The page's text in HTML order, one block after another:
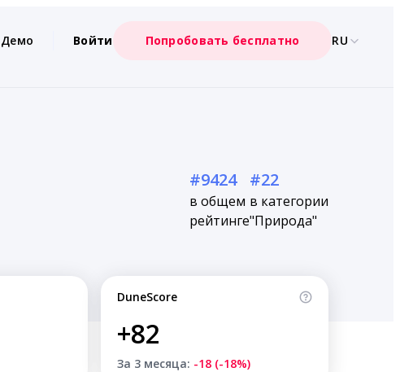
Демо Войти Попробовать бесплатно RU
#9424
в общем
рейтинге
#22
в категории
"Природа"
DuneScore
+82
За 3 месяца: -18 (-18%)